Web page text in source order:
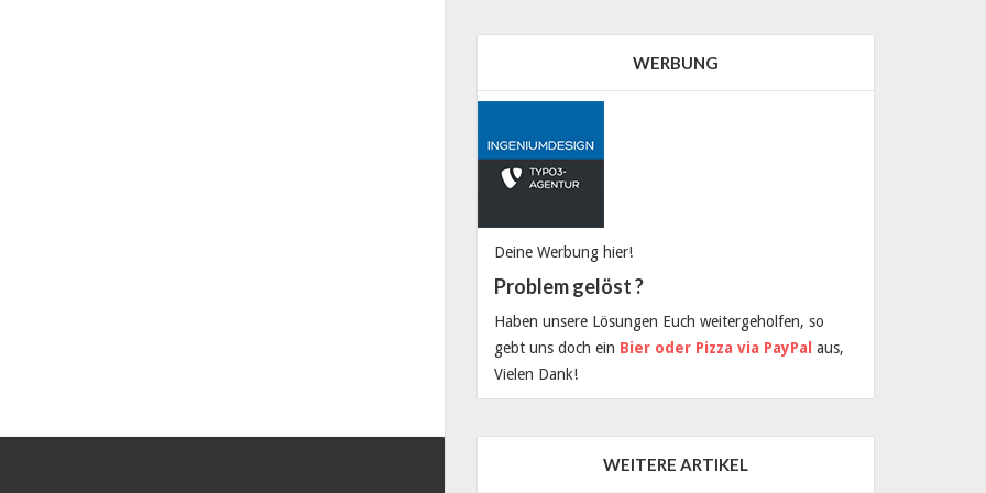
WERBUNG
Deine Werbung hier!
Problem gelöst ?
Haben unsere Lösungen Euch weitergeholfen, so
gebt uns doch ein Bier oder Pizza via PayPal aus,
Vielen Dank!
WEITERE ARTIKEL